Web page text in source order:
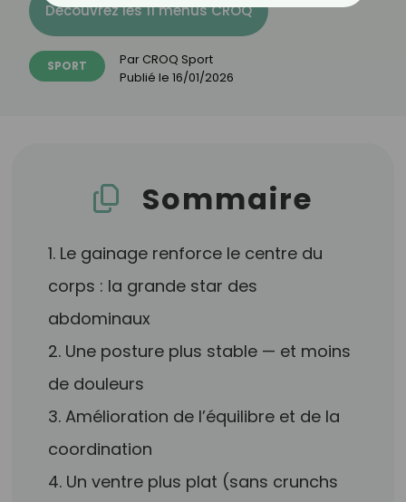
Découvrez les 11 menus CROQ
SPORT Par CROQ Sport
Publié le 16/01/2026
Sommaire
1. Le gainage renforce le centre du
corps : la grande star des
abdominaux
2. Une posture plus stable — et moins
de douleurs
3. Amélioration de l’équilibre et de la
coordination
4. Un ventre plus plat (sans crunchs